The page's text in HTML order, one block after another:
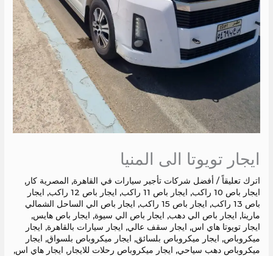
ايجار تويوتا الى المنيا
اترك تعليقاً / أفضل شركات تأجير سيارات في القاهرة, المصرية كار,
ايجار باص 10 راكب
, ايجار باص 11 راكب , ايجار باص 12 راكب , ايجار
باص 13 راكب
, ايجار باص 15 راكب , ايجار باص الي الساحل الشمالي
مارينا, ايجار باص الي دهب, ايجار باص الي سيوة, ايجار باص هايس,
ايجار تويوتا هاي اس, ايجار سقف عالي, ايجار سيارات بالقاهرة, ايجار
ميكروباص, ايجار ميكروباص بلسائق, ايجار ميكروباص بلسواق, ايجار
ميكروباص دهب سياحي, ايجار ميكروباص رحلات للايجار, ايجار هاي اس,